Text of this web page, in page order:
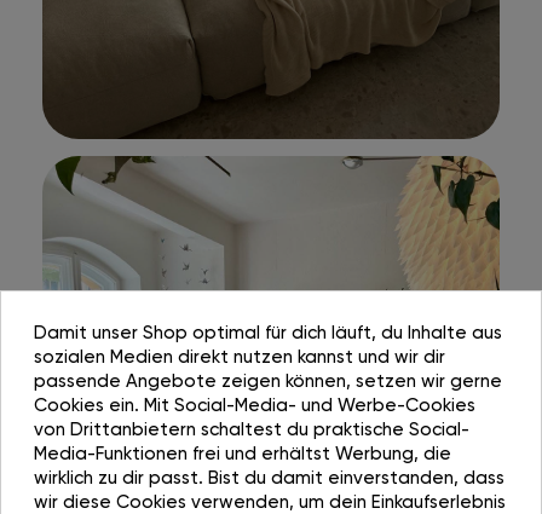
Damit unser Shop optimal für dich läuft, du Inhalte aus
sozialen Medien direkt nutzen kannst und wir dir
passende Angebote zeigen können, setzen wir gerne
Cookies ein. Mit Social-Media- und Werbe-Cookies
von Drittanbietern schaltest du praktische Social-
Media-Funktionen frei und erhältst Werbung, die
wirklich zu dir passt. Bist du damit einverstanden, dass
wir diese Cookies verwenden, um dein Einkaufserlebnis